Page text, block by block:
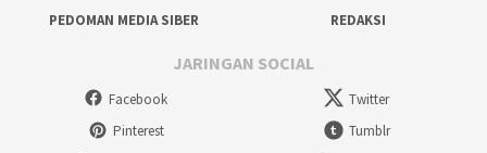
PEDOMAN MEDIA SIBER
REDAKSI
JARINGAN SOCIAL
Facebook
Twitter
Pinterest
Tumblr